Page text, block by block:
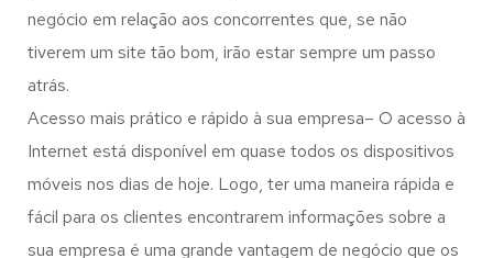
negócio em relação aos concorrentes que, se não
tiverem um site tão bom, irão estar sempre um passo
atrás.
Acesso mais prático e rápido à sua empresa– O acesso à
Internet está disponível em quase todos os dispositivos
móveis nos dias de hoje. Logo, ter uma maneira rápida e
fácil para os clientes encontrarem informações sobre a
sua empresa é uma grande vantagem de negócio que os